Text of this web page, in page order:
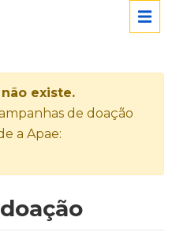
existe.
de doação
a Apae: